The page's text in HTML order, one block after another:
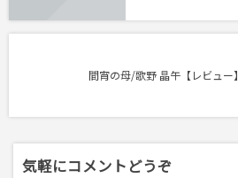
間宵の母/歌野 晶午【レビュー】
気軽にコメントどうぞ